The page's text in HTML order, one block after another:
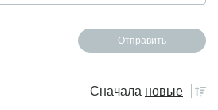
Сначала новые